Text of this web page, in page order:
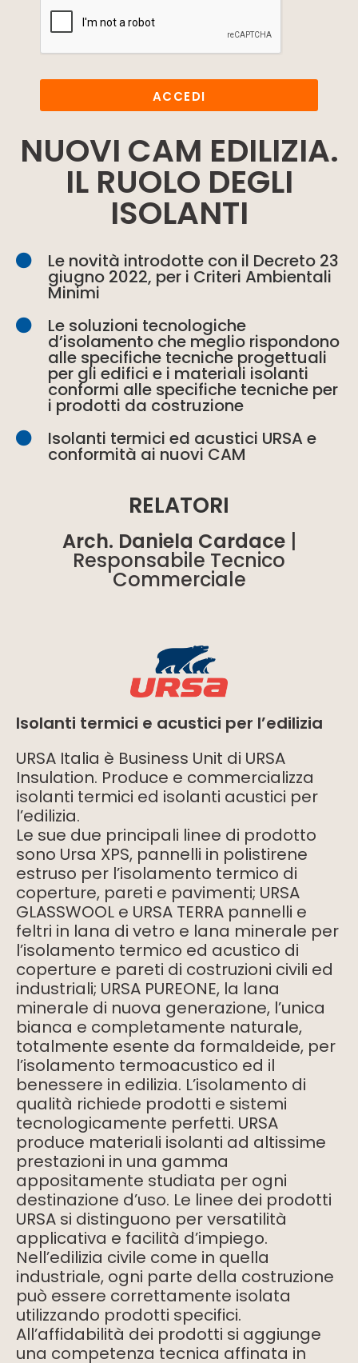
ACCEDI
NUOVI CAM EDILIZIA.
IL RUOLO DEGLI
ISOLANTI
Le novità introdotte con il Decreto 23
giugno 2022, per i Criteri Ambientali
Minimi
Le soluzioni tecnologiche
d’isolamento che meglio rispondono
alle specifiche tecniche progettuali
per gli edifici e i materiali isolanti
conformi alle specifiche tecniche per
i prodotti da costruzione
Isolanti termici ed acustici URSA e
conformità ai nuovi CAM
RELATORI
Arch. Daniela Cardace|
Responsabile Tecnico
Commerciale
Isolanti termici e acustici per l’edilizia
URSA Italia è Business Unit di URSA
Insulation. Produce e commercializza
isolanti termici ed isolanti acustici per
l’edilizia.
Le sue due principali linee di prodotto
sono Ursa XPS, pannelli in polistirene
estruso per l’isolamento termico di
coperture, pareti e pavimenti; URSA
GLASSWOOL e URSA TERRA pannelli e
feltri in lana di vetro e lana minerale per
l’isolamento termico ed acustico di
coperture e pareti di costruzioni civili ed
industriali; URSA PUREONE, la lana
minerale di nuova generazione, l’unica
bianca e completamente naturale,
totalmente esente da formaldeide, per
l’isolamento termoacustico ed il
benessere in edilizia. L’isolamento di
qualità richiede prodotti e sistemi
tecnologicamente perfetti. URSA
produce materiali isolanti ad altissime
prestazioni in una gamma
appositamente studiata per ogni
destinazione d’uso. Le linee dei prodotti
URSA si distinguono per versatilità
applicativa e facilità d’impiego.
Nell’edilizia civile come in quella
industriale, ogni parte della costruzione
può essere correttamente isolata
utilizzando prodotti specifici.
All’affidabilità dei prodotti si aggiunge
una competenza tecnica affinata in